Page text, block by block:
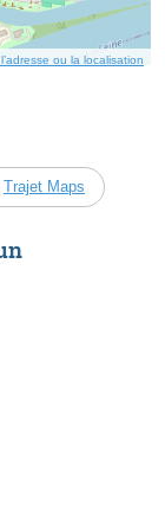
ou la localisation
Trajet Maps